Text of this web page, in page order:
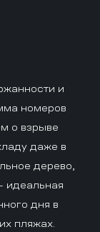
и
номеров
о взрыве
даже в
дерево,
идеальная
дня в
пляжах.